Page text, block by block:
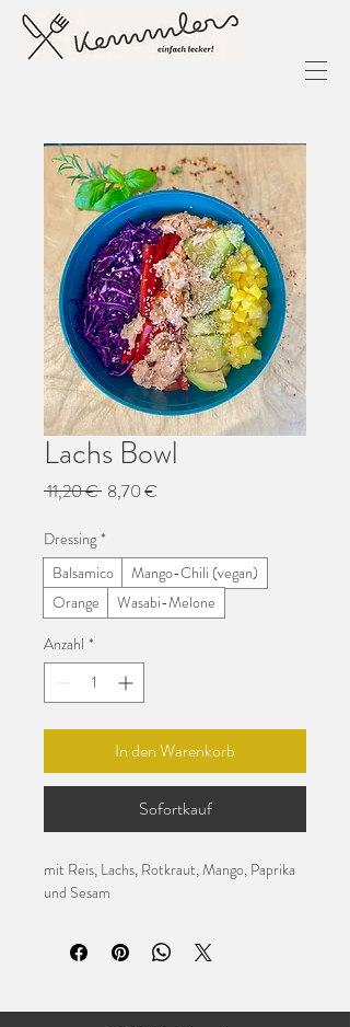
Lachs Bowl
11,20 € Standardpreis
8,70 €
Dressing *
Balsamico
Mango-Chili (vegan)
Orange
Wasabi-Melone
Anzahl *
In den Warenkorb
Sofortkauf
mit Reis, Lachs, Rotkraut, Mango, Paprika
und Sesam